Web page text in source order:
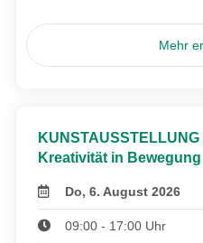
Mehr
Kreativität in Bewegung
Do, 6. August 2026
09:00 - 17:00 Uhr